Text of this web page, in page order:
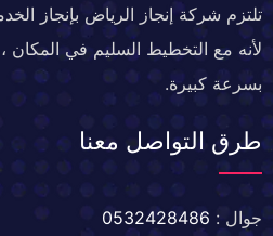
تلتزم شركة إنجاز الرياض بإنجاز
لأنه مع التخطيط السليم في
بسرعة كبيرة.
طرق التواصل معنا
جوال : 0532428486